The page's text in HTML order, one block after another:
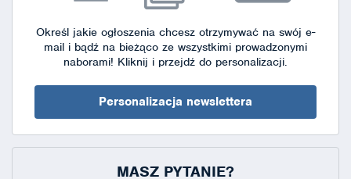
Określ jakie ogłoszenia chcesz otrzymywać na swój e-
mail i bądź na bieżąco ze wszystkimi prowadzonymi
naborami! Kliknij i przejdź do personalizacji.
Personalizacja newslettera
MASZ PYTANIE?